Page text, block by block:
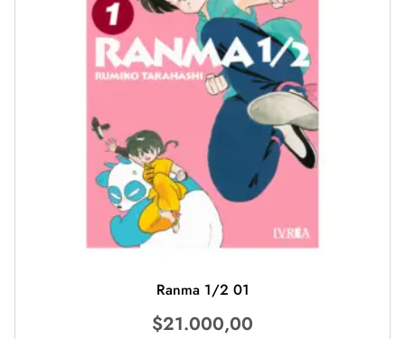
Ranma 1/2 01
$21.000,00